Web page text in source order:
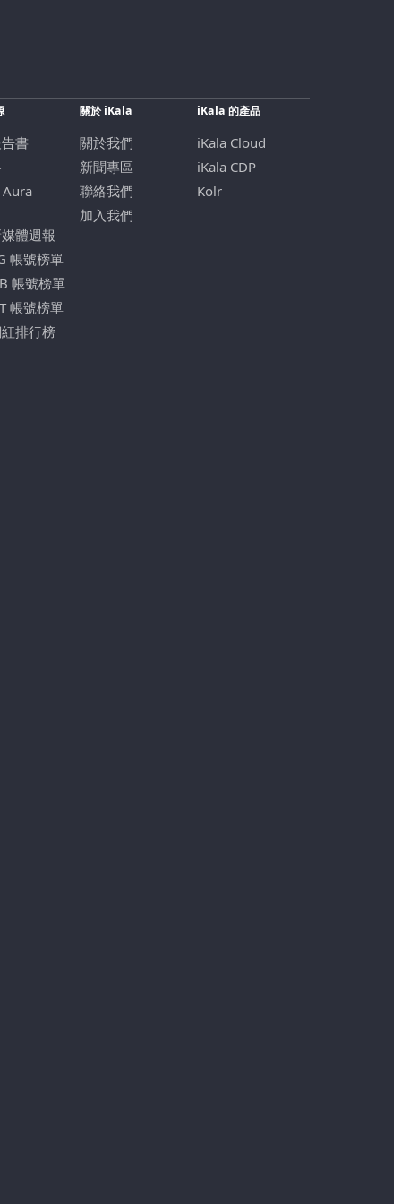
書
體週報
帳號榜單
帳號榜單
帳號榜單
排行榜
關於 iKala
關於我們
新聞專區
聯絡我們
加入我們
iKala 的產品
iKala Cloud
iKala CDP
Kolr